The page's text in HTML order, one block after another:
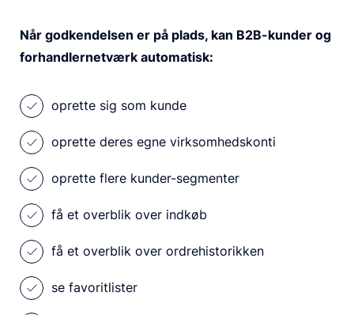
Når godkendelsen er på plads, kan B2B-kunder og
forhandlernetværk automatisk:
oprette sig som kunde
oprette deres egne virksomhedskonti
oprette flere kunder-segmenter
få et overblik over indkøb
få et overblik over ordrehistorikken
se favoritlister